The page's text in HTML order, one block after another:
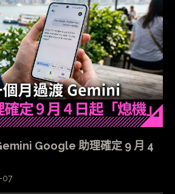
Google 助理確定 9 月 4
07